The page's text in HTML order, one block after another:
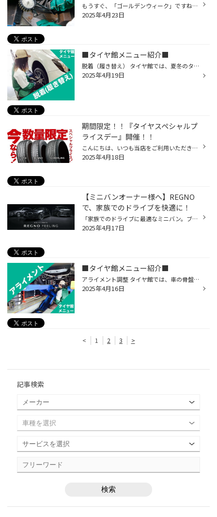
もうすぐ、「ゴールデンウィーク」ですね。 たくさんの方がお出かけになるゴールデンウィークは特に、タイヤやおクルマのトラブルが急増しがちです。 例年、高速道路などでの「タイヤの空気圧不足」によるトラブルが増加する傾向ですので お出かけ前に、しっかり「タイヤ点検」をして備えましょう！...
2025年4月23日
■タイヤ館メニュー紹介■
脱着（履き替え） タイヤ館では、夏冬のタイヤの脱着（履き替え）ができます。 タイヤの履き替えには、ホイール付きのタイヤを付け替える「脱着」と、タイヤだけを同一のホイールに付け替える「組替」がございますが、その大きな工賃差や、繰り返し組み替えることでタイヤが傷むなどの理由から、圧...
2025年4月19日
期間限定！！『タイヤスペシャルプ
ライスデー』開催！！
こんにちは、いつも当店をご利用いただきましてありがとうございます。 本日より、コクピット・タイヤ館におきまして、 期間限定！ サイズ限定！！ 数量限定！！！ お得にお買い求めいただける、「タイヤスペシャルプライスデー」がスタートします！ お得なタイヤのご紹介！！ ワゴンR、N-BOX、タン...
2025年4月18日
【ミニバンオーナー様へ】REGNO
で、家族でのドライブを快適に！
「家族でのドライブに最適なミニバン。ブリヂストンのREGNO GR-XⅢ type RVは、ふらつきにくく、安定した走行を実現します。 長距離ドライブでも疲れにくく、家族みんなで快適な時間を過ごせます。 オンラインストアでは、ミニバン用タイヤのラインナップも豊富に取り揃えています。ぜひご覧ください...
2025年4月17日
■タイヤ館メニュー紹介■
アライメント調整 タイヤ館では、車の骨盤矯正「アライメント調整」ができます。 人で例えるならタイヤが靴、アライメントは股関節のゆがみだと思ってもらえればわかりやすいと思います。 人間でも加齢による姿勢のゆがみや個人の歩き方の癖などで、靴の裏が変な減り方をするなんてこともありますね...
2025年4月16日
< 1 2 3 >
記事検索